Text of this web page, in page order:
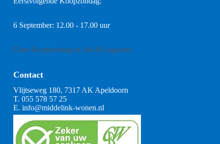
6 September: 12.00 - 17.00 uur
Geen Koopzondag in Juli & Augustus
Contact
Vlijtseweg 180, 7317 AK Apeldoorn
T. 055 578 57 25
E. info@middelink-wonen.nl